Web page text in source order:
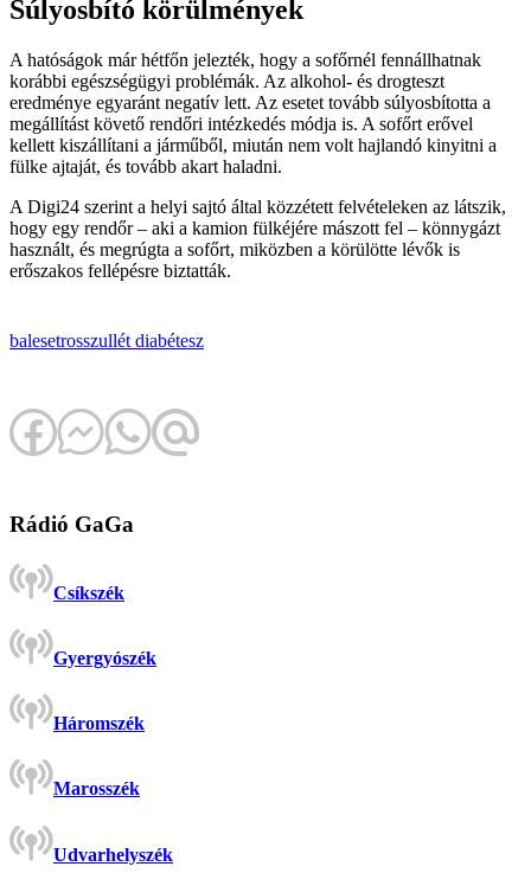
Súlyosbító körülmények
A hatóságok már hétfőn jelezték, hogy a sofőrnél fennállhatnak
korábbi egészségügyi problémák. Az alkohol- és drogteszt
eredménye egyaránt negatív lett. Az esetet tovább súlyosbította a
megállítást követő rendőri intézkedés módja is. A sofőrt erővel
kellett kiszállítani a járműből, miután nem volt hajlandó kinyitni a
fülke ajtaját, és tovább akart haladni.
A Digi24 szerint a helyi sajtó által közzétett felvételeken az látszik,
hogy egy rendőr – aki a kamion fülkéjére mászott fel – könnygázt
használt, és megrúgta a sofőrt, miközben a körülötte lévők is
erőszakos fellépésre biztatták.
balesetrosszullét diabétesz
Rádió GaGa
Csíkszék
Gyergyószék
Háromszék
Marosszék
Udvarhelyszék